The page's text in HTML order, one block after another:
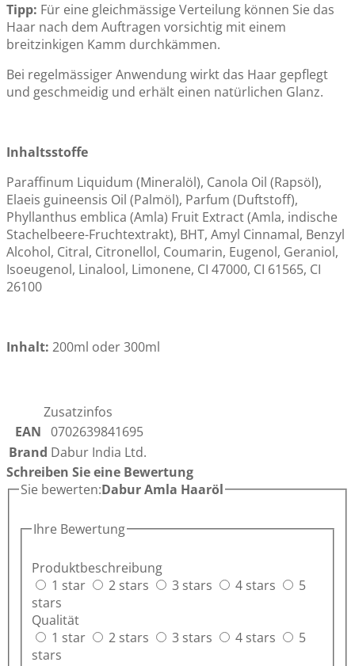
Tipp: Für eine gleichmässige Verteilung können Sie das
Haar nach dem Auftragen vorsichtig mit einem
breitzinkigen Kamm durchkämmen.
Bei regelmässiger Anwendung wirkt das Haar gepflegt
und geschmeidig und erhält einen natürlichen Glanz.
Inhaltsstoffe
Paraffinum Liquidum (Mineralöl), Canola Oil (Rapsöl),
Elaeis guineensis Oil (Palmöl), Parfum (Duftstoff),
Phyllanthus emblica (Amla) Fruit Extract (Amla, indische
Stachelbeere-Fruchtextrakt), BHT, Amyl Cinnamal, Benzyl
Alcohol, Citral, Citronellol, Coumarin, Eugenol, Geraniol,
Isoeugenol, Linalool, Limonene, CI 47000, CI 61565, CI
26100
Inhalt: 200ml oder 300ml
Zusatzinfos
EAN 0702639841695
Brand Dabur India Ltd.
Schreiben Sie eine Bewertung
Sie bewerten:Dabur Amla Haaröl
Ihre Bewertung
Produktbeschreibung
1 star
2 stars 3 stars 4 stars
5
stars
Qualität
1 star
2 stars 3 stars 4 stars
5
stars